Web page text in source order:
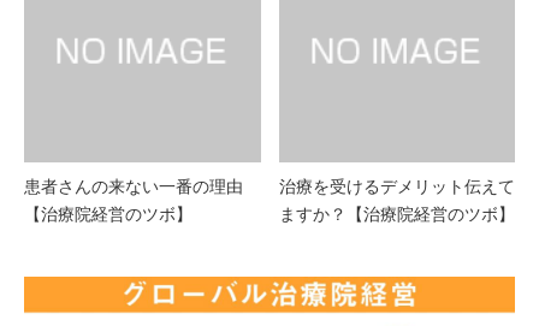
患者さんの来ない一番の理由
【治療院経営のツボ】
治療を受けるデメリット伝えて
ますか？【治療院経営のツボ】